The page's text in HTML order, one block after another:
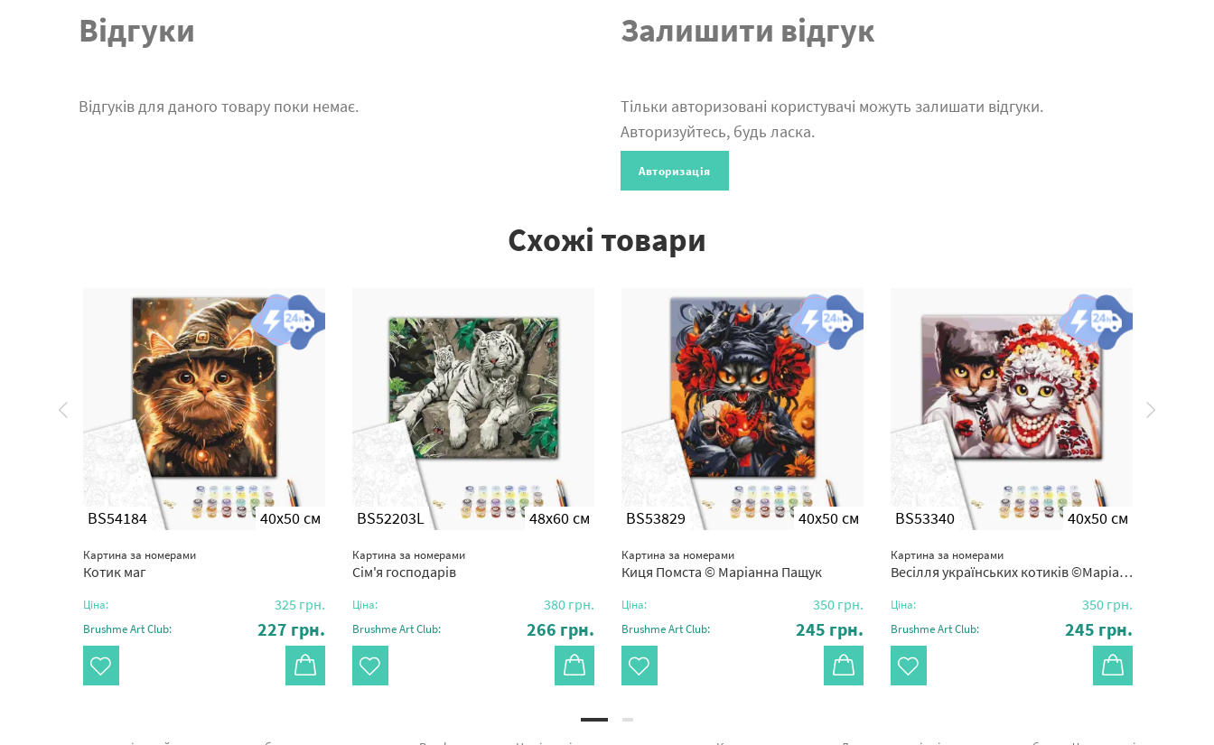
Відгуки
Відгуків для даного товару поки немає.
Залишити відгук
Тільки авторизовані користувачі можуть залишати відгуки.
Авторизуйтесь, будь ласка.
Авторизація
Схожі товари
BS54184 40x50 см
Картина за номерами
Котик маг
Ціна: 325 грн.
Brushme Art Club: 227 грн.
BS52203L 48x60 см
Картина за номерами
Сім'я господарів
Ціна: 380 грн.
Brushme Art Club: 266 грн.
BS53829 40x50 см
Картина за номерами
Киця Помста © Маріанна Пащук
Ціна: 350 грн.
Brushme Art Club: 245 грн.
BS53340 40x50 см
Картина за номерами
Весілля українських котиків ©Маріанна Пащук
Ціна: 350 грн.
Brushme Art Club: 245 грн.